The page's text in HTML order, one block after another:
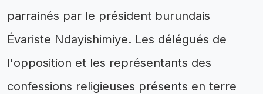
parrainés par le président burundais
Évariste Ndayishimiye. Les délégués de
l'opposition et les représentants des
confessions religieuses présents en terre